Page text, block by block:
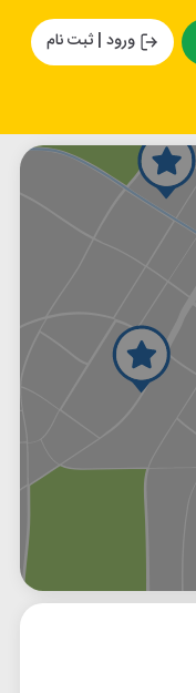
ورود | ثبت نام